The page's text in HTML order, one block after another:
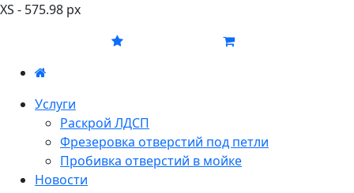
XS - 575.98 px
Услуги
Раскрой ЛДСП
Фрезеровка отверстий под петли
Пробивка отверстий в мойке
Новости